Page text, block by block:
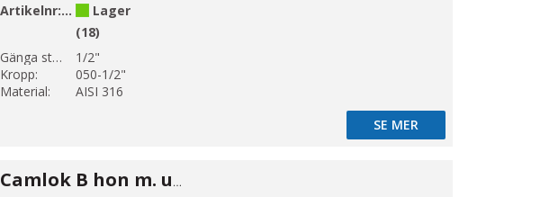
Artikelnr:B61-4Lager
(18)
Gänga storlek 1:
1/2"
Kropp:
050-1/2"
Material:
AISI 316
SE MER
Camlok B hon m. utv gänga 3/4"